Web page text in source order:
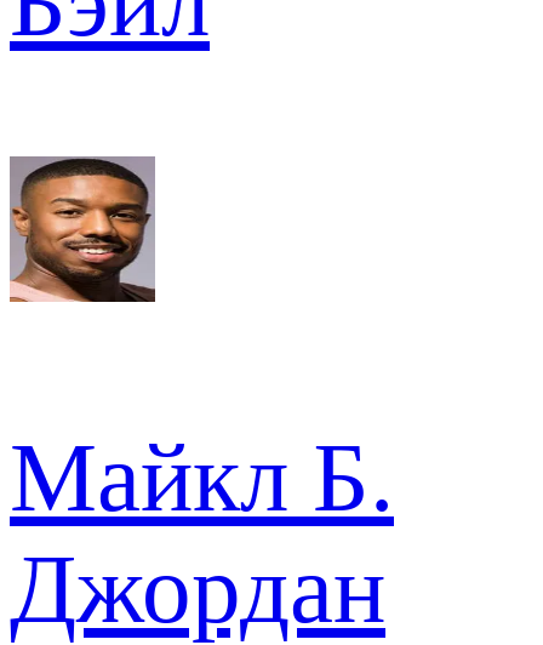
Майкл Б.
Джордан